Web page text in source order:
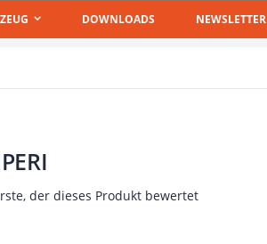
DOWNLOADS NEWSLETTER
der dieses Produkt bewertet